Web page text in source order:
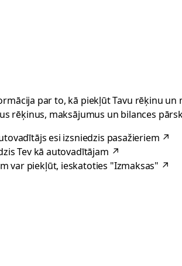
par to, kā piekļūt Tavu rēķinu
rēķinus, maksājumus un bilances
esi izsniedzis pasažieriem ↗
Tev kā autovadītājam ↗
var piekļūt, ieskatoties "Izmaksas" ↗